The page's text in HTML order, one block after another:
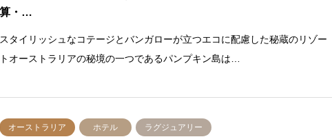
算・…
スタイリッシュなコテージとバンガローが立つエコに配慮した秘蔵のリゾー
トオーストラリアの秘境の一つであるパンプキン島は…
オーストラリア ホテル ラグジュアリー